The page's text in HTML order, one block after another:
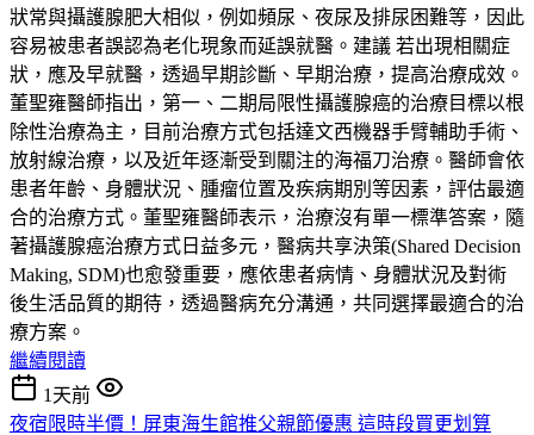
狀常與攝護腺肥大相似，例如頻尿、夜尿及排尿困難等，因此
容易被患者誤認為老化現象而延誤就醫。建議 若出現相關症
狀，應及早就醫，透過早期診斷、早期治療，提高治療成效。
董聖雍醫師指出，第一、二期局限性攝護腺癌的治療目標以根
除性治療為主，目前治療方式包括達文西機器手臂輔助手術、
放射線治療，以及近年逐漸受到關注的海福刀治療。醫師會依
患者年齡、身體狀況、腫瘤位置及疾病期別等因素，評估最適
合的治療方式。董聖雍醫師表示，治療沒有單一標準答案，隨
著攝護腺癌治療方式日益多元，醫病共享決策(Shared Decision
Making, SDM)也愈發重要，應依患者病情、身體狀況及對術
後生活品質的期待，透過醫病充分溝通，共同選擇最適合的治
療方案。
繼續閱讀
1天前
夜宿限時半價！屏東海生館推父親節優惠 這時段買更划算